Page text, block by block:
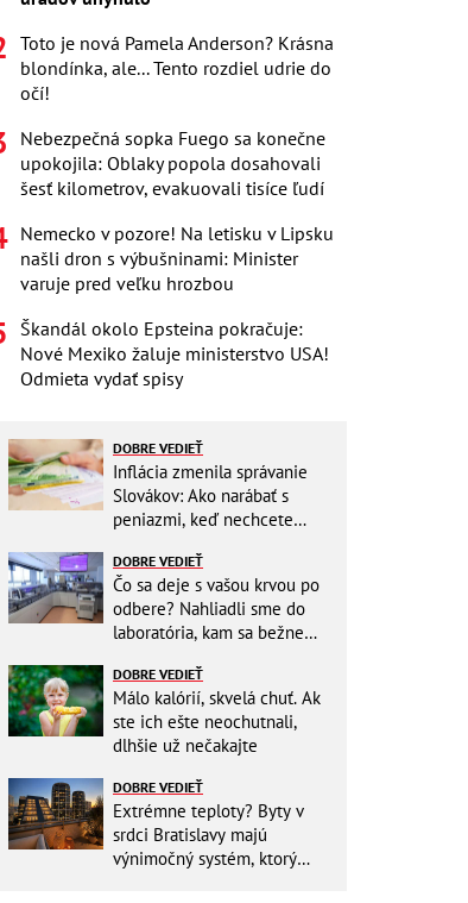
Toto je nová Pamela Anderson? Krásna
blondínka, ale... Tento rozdiel udrie do
očí!
Nebezpečná sopka Fuego sa konečne
upokojila: Oblaky popola dosahovali
šesť kilometrov, evakuovali tisíce ľudí
Nemecko v pozore! Na letisku v Lipsku
našli dron s výbušninami: Minister
varuje pred veľku hrozbou
Škandál okolo Epsteina pokračuje:
Nové Mexiko žaluje ministerstvo USA!
Odmieta vydať spisy
DOBRE VEDIEŤ
Inflácia zmenila správanie
Slovákov: Ako narábať s
peniazmi, keď nechcete
DOBRE VEDIEŤ
Čo sa deje s vašou krvou po
odbere? Nahliadli sme do
laboratória, kam sa bežne
DOBRE VEDIEŤ
Málo kalórií, skvelá chuť. Ak
ste ich ešte neochutnali,
dlhšie už nečakajte
DOBRE VEDIEŤ
Extrémne teploty? Byty v
srdci Bratislavy majú
výnimočný systém, ktorý